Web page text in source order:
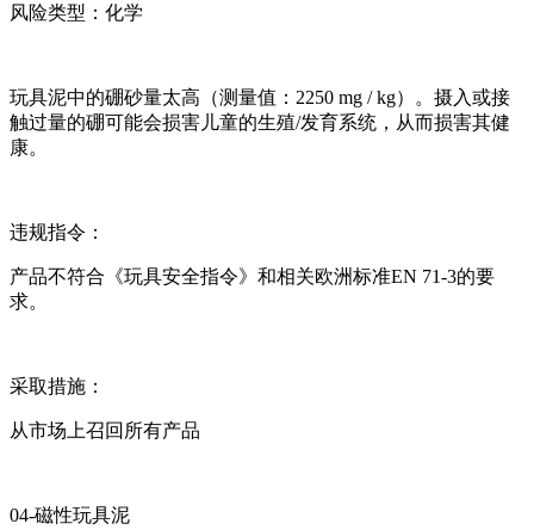
风险类型：化学
玩具泥中的硼砂量太高（测量值：2250 mg / kg）。摄入或接
触过量的硼可能会损害儿童的生殖/发育系统，从而损害其健
康。
违规指令：
产品不符合《玩具安全指令》和相关欧洲标准EN 71-3的要
求。
采取措施：
从市场上召回所有产品
04-磁性玩具泥